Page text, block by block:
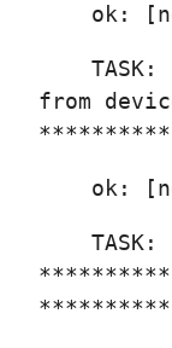
ok:
TASK:
from
ok:
TASK: